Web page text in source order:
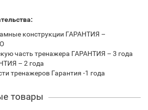
конструкции ГАРАНТИЯ –
часть тренажера ГАРАНТИЯ – 3 года
– 2 года
тренажеров Гарантия -1 года
товары